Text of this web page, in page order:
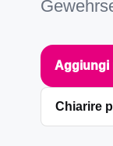
Aggiungi
Chiarire